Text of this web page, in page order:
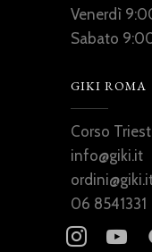
Venerdì
Sabato
GIKI ROMA
Corso
info@giki.it
06 8541331
instagram